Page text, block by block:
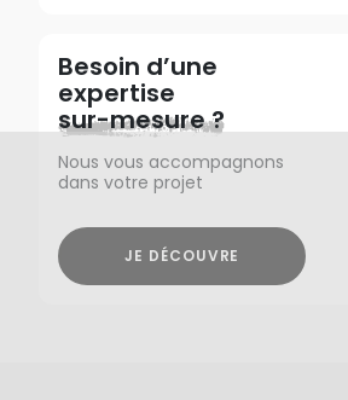
Besoin d’une
expertise
sur-mesure ?
Nous vous accompagnons
dans votre projet
JE DÉCOUVRE